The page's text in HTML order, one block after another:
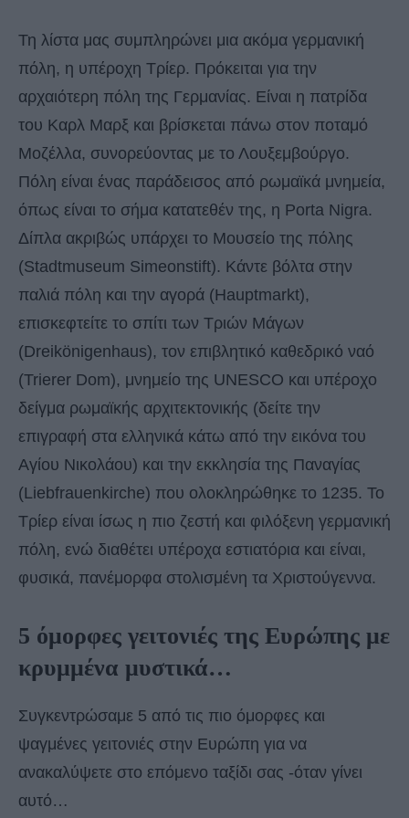
Τη λίστα μας συμπληρώνει μια ακόμα γερμανική
πόλη, η υπέροχη Τρίερ. Πρόκειται για την
αρχαιότερη πόλη της Γερμανίας. Είναι η πατρίδα
του Καρλ Μαρξ και βρίσκεται πάνω στον ποταμό
Μοζέλλα, συνορεύοντας με το Λουξεμβούργο.
Πόλη είναι ένας παράδεισος από ρωμαϊκά μνημεία,
όπως είναι το σήμα κατατεθέν της, η Porta Nigra.
Δίπλα ακριβώς υπάρχει το Μουσείο της πόλης
(Stadtmuseum Simeonstift). Κάντε βόλτα στην
παλιά πόλη και την αγορά (Hauptmarkt),
επισκεφτείτε το σπίτι των Τριών Μάγων
(Dreikönigenhaus), τον επιβλητικό καθεδρικό ναό
(Trierer Dom), μνημείο της UNESCO και υπέροχο
δείγμα ρωμαϊκής αρχιτεκτονικής (δείτε την
επιγραφή στα ελληνικά κάτω από την εικόνα του
Αγίου Νικολάου) και την εκκλησία της Παναγίας
(Liebfrauenkirche) που ολοκληρώθηκε το 1235. Το
Τρίερ είναι ίσως η πιο ζεστή και φιλόξενη γερμανική
πόλη, ενώ διαθέτει υπέροχα εστιατόρια και είναι,
φυσικά, πανέμορφα στολισμένη τα Χριστούγεννα.
5 όμορφες γειτονιές της Ευρώπης με
κρυμμένα μυστικά…
Συγκεντρώσαμε 5 από τις πιο όμορφες και
ψαγμένες γειτονιές στην Ευρώπη για να
ανακαλύψετε στο επόμενο ταξίδι σας -όταν γίνει
αυτό…